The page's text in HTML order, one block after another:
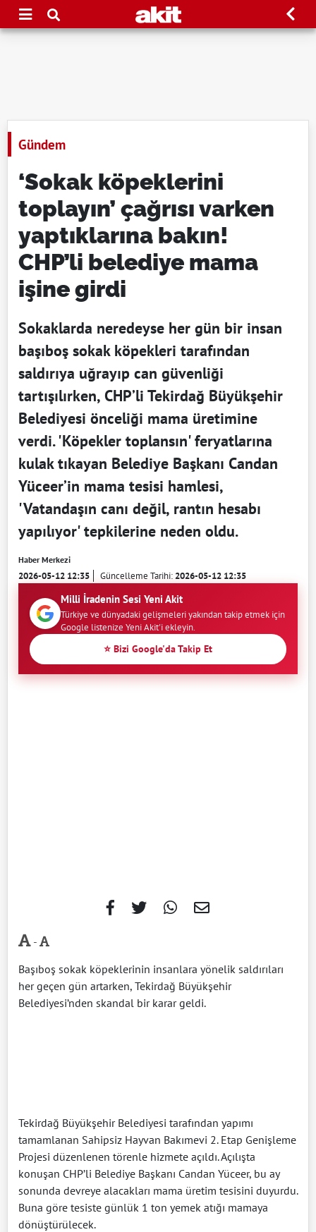
Gündem
‘Sokak köpeklerini
toplayın’ çağrısı varken
yaptıklarına bakın!
CHP’li belediye mama
işine girdi
Sokaklarda neredeyse her gün bir insan
başıboş sokak köpekleri tarafından
saldırıya uğrayıp can güvenliği
tartışılırken, CHP’li Tekirdağ Büyükşehir
Belediyesi önceliği mama üretimine
verdi. 'Köpekler toplansın' feryatlarına
kulak tıkayan Belediye Başkanı Candan
Yüceer’in mama tesisi hamlesi,
'Vatandaşın canı değil, rantın hesabı
yapılıyor' tepkilerine neden oldu.
Haber Merkezi
2026-05-12 12:35 Güncelleme Tarihi:2026-05-12 12:35
Milli İradenin Sesi Yeni Akit
Türkiye ve dünyadaki gelişmeleri yakından takip etmek için
Google listenize Yeni Akit'i ekleyin.
⭐ Bizi Google'da Takip Et
-
Başıboş sokak köpeklerinin insanlara yönelik saldırıları
her geçen gün artarken, Tekirdağ Büyükşehir
Belediyesi’nden skandal bir karar geldi.
Tekirdağ Büyükşehir Belediyesi tarafından yapımı
tamamlanan Sahipsiz Hayvan Bakımevi 2. Etap Genişleme
Projesi düzenlenen törenle hizmete açıldı. Açılışta
konuşan CHP’li Belediye Başkanı Candan Yüceer, bu ay
sonunda devreye alacakları mama üretim tesisini duyurdu.
Buna göre tesiste günlük 1 ton yemek atığı mamaya
dönüştürülecek.